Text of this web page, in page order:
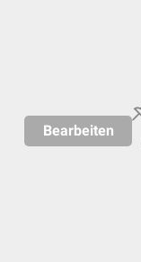
Bearbeiten